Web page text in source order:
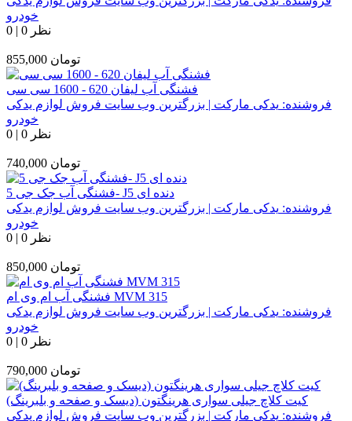
خودرو
0 | 0 نظر
855,000 تومان
فشنگی آب لیفان 620 - 1600 سی سی
فروشنده: یدکی مارکت | بزرگترین وب سایت فروش لوازم یدکی
خودرو
0 | 0 نظر
740,000 تومان
فشنگی آب جک جی 5- J5 دنده ای
فروشنده: یدکی مارکت | بزرگترین وب سایت فروش لوازم یدکی
خودرو
0 | 0 نظر
850,000 تومان
فشنگی آب ام وی ام MVM 315
فروشنده: یدکی مارکت | بزرگترین وب سایت فروش لوازم یدکی
خودرو
0 | 0 نظر
790,000 تومان
کیت کلاچ جیلی سواری هرینگتون (دیسک و صفحه و بلبرینگ)
فروشنده: یدکی مارکت | بزرگترین وب سایت فروش لوازم یدکی